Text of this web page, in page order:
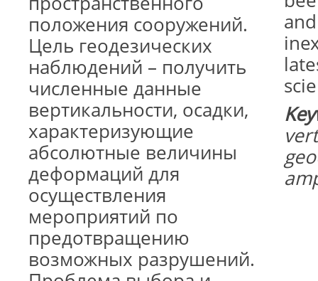
положения сооружений.
Цель геодезических
наблюдений – получить
численные данные
вертикальности, осадки,
характеризующие
абсолютные величины
деформаций для
осуществления
мероприятий по
предотвращению
возможных разрушений.